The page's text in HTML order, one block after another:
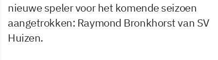
nieuwe speler voor het komende seizoen
aangetrokken: Raymond Bronkhorst van SV
Huizen.